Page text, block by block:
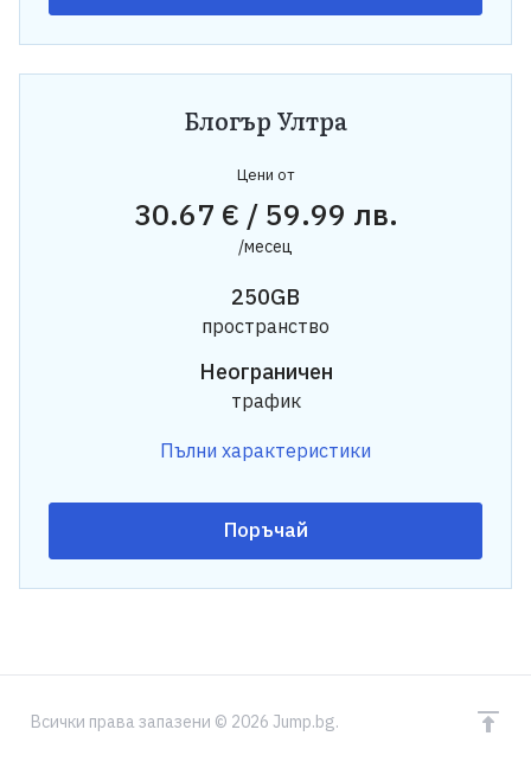
Блогър Ултра
Цени от
30.67 € / 59.99 лв.
/месец
250GB
пространство
Неограничен
трафик
Пълни характеристики
Поръчай
Всички права запазени © 2026 Jump.bg.